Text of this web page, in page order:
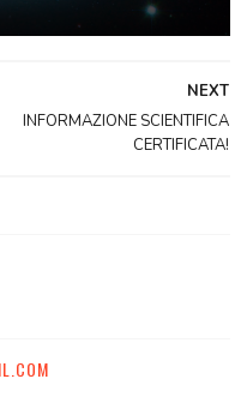
NEXT
INFORMAZIONE SCIENTIFICA
CERTIFICATA!